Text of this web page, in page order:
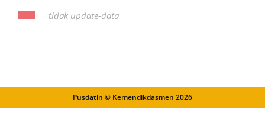
= tidak update-data
Pusdatin © Kemendikdasmen 2026